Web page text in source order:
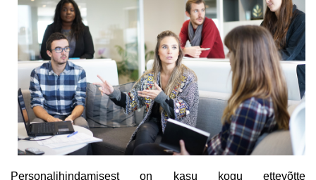
Personalihindamisest on kasu kogu ettevõtte